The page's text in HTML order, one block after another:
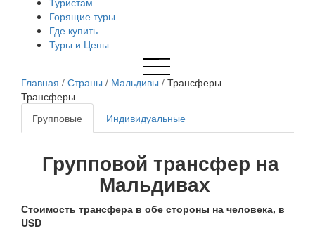
Горящие туры
Где купить
Туры и Цены
Главная / Страны / Мальдивы / Трансферы
Трансферы
Групповые
Индивидуальные
Групповой трансфер на
Мальдивах
Стоимость трансфера в обе стороны на человека, в
USD